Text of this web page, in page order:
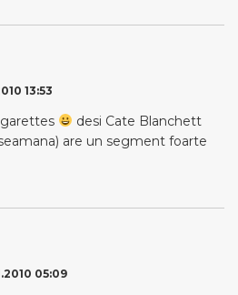
13:53
desi Cate Blanchett
are un segment foarte
05:09